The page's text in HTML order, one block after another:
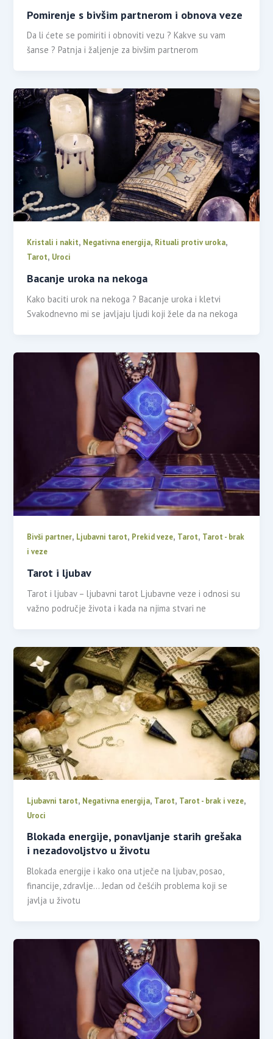
Pomirenje s bivšim partnerom i obnova veze
Da li ćete se pomiriti i obnoviti vezu ? Kakve su vam
šanse ? Patnja i žaljenje za bivšim partnerom
Kristali i nakit, Negativna energija, Rituali protiv uroka,
Tarot, Uroci
Bacanje uroka na nekoga
Kako baciti urok na nekoga ? Bacanje uroka i kletvi
Svakodnevno mi se javljaju ljudi koji žele da na nekoga
Bivši partner, Ljubavni tarot, Prekid veze, Tarot, Tarot - brak
i veze
Tarot i ljubav
Tarot i ljubav – ljubavni tarot Ljubavne veze i odnosi su
važno područje života i kada na njima stvari ne
Ljubavni tarot, Negativna energija, Tarot, Tarot - brak i veze,
Uroci
Blokada energije, ponavljanje starih grešaka
i nezadovoljstvo u životu
Blokada energije i kako ona utječe na ljubav, posao,
financije, zdravlje… Jedan od češćih problema koji se
javlja u životu